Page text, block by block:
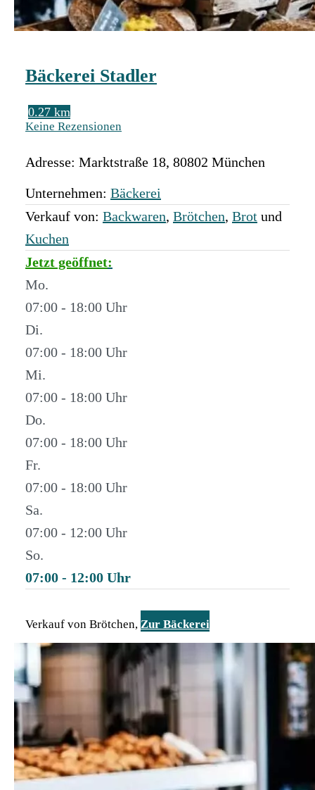
Bäckerei Stadler
0.27 km
Keine Rezensionen
Adresse: Marktstraße 18, 80802 München
Unternehmen: Bäckerei
Verkauf von: Backwaren, Brötchen, Brot und
Kuchen
Jetzt geöffnet:
Mo.
07:00 - 18:00
Di.
07:00 - 18:00
Mi.
07:00 - 18:00
Do.
07:00 - 18:00
Fr.
07:00 - 18:00
Sa.
07:00 - 12:00
So.
07:00 - 12:00
Verkauf von Brötchen, Zur Bäckerei